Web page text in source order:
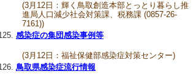
(3月12日：輝く鳥取創造本部とっとり暮らし推
進局人口減少社会対策課、税務課 (0857-26-
7161))
感染症の集団感染事例等
(3月12日：福祉保健部感染症対策センター)
鳥取県感染症流行情報